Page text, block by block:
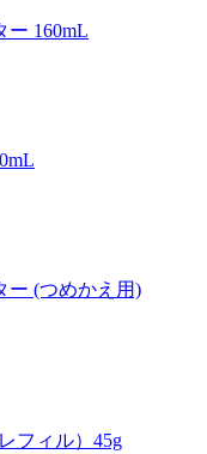
ー 160mL
ー (つめかえ用)
フィル）45g